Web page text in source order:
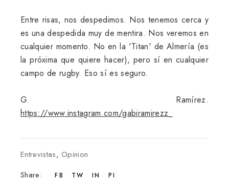
Entre risas, nos despedimos. Nos tenemos cerca y
es una despedida muy de mentira. Nos veremos en
cualquier momento. No en la 'Titan' de Almería (es
la próxima que quiere hacer), pero sí en cualquier
campo de rugby. Eso sí es seguro.
G. Ramírez.
https://www.instagram.com/gabiramirezz_
Entrevistas, Opinion
Share:
FB TW IN PI